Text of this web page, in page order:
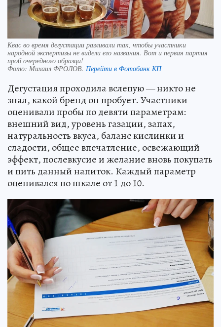
Квас во время дегустации разливали так, чтобы участники
народной экспертизы не видели его названия. Вот и первая партия
проб очередного образца!
Фото: Михаил ФРОЛОВ. Перейти в Фотобанк КП
Дегустация проходила вслепую — никто не
знал, какой бренд он пробует. Участники
оценивали пробы по девяти параметрам:
внешний вид, уровень газации, запах,
натуральность вкуса, баланс кислинки и
сладости, общее впечатление, освежающий
эффект, послевкусие и желание вновь покупать
и пить данный напиток. Каждый параметр
оценивался по шкале от 1 до 10.